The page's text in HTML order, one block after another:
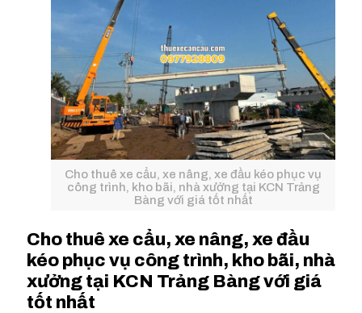
Cho thuê xe cẩu, xe nâng, xe đầu kéo phục vụ
công trình, kho bãi, nhà xưởng tại KCN Trảng
Bàng với giá tốt nhất
Cho thuê xe cẩu, xe nâng, xe đầu
kéo phục vụ công trình, kho bãi, nhà
xưởng tại KCN Trảng Bàng với giá
tốt nhất